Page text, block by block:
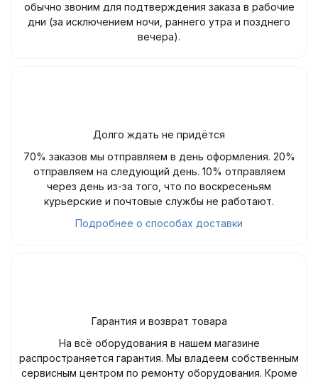
обычно звоним для подтверждения заказа в рабочие
дни (за исключением ночи, раннего утра и позднего
вечера).
Долго ждать не придётся
70% заказов мы отправляем в день оформления. 20%
отправляем на следующий день. 10% отправляем
через день из-за того, что по воскресеньям
курьерские и почтовые службы не работают.
Подробнее о способах доставки
Гарантия и возврат товара
На всё оборудования в нашем магазине
распространяется гарантия. Мы владеем собственным
сервисным центром по ремонту оборудования. Кроме